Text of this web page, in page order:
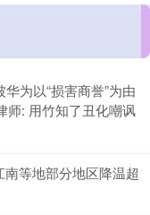
为以“损害商誉”为由
师: 用竹知了丑化嘲讽
等地部分地区降温超